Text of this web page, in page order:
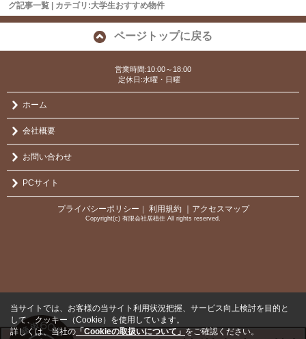
グ記事一覧 | カテゴリ:大学生おすすめ物件
ページトップに戻る
営業時間:10:00～18:00
定休日:水曜・日曜
ホーム
会社概要
お問い合わせ
PCサイト
プライバシーポリシー 利用規約 ｜アクセスマップ
Copyright(c) 有限会社居植住 All rights reserved.
当サイトでは、お客様の当サイト利用状況把握、サービス向上検討を目的と
して、クッキー（Cookie）を使用しています。
詳しくは、当社の 「Cookieの取扱いについて」 をご確認ください。